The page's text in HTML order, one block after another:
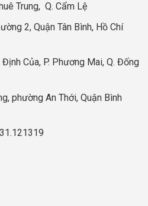
Trung, Q. Cẩm Lệ
2, Quận Tân Bình, Hồ Chí
Của, P. Phương Mai, Q. Đống
phường An Thới, Quận Bình